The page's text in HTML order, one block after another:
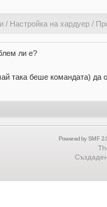
/ Настройка на хардуер/
ли е?
така беше командата) да
Powered by SMF